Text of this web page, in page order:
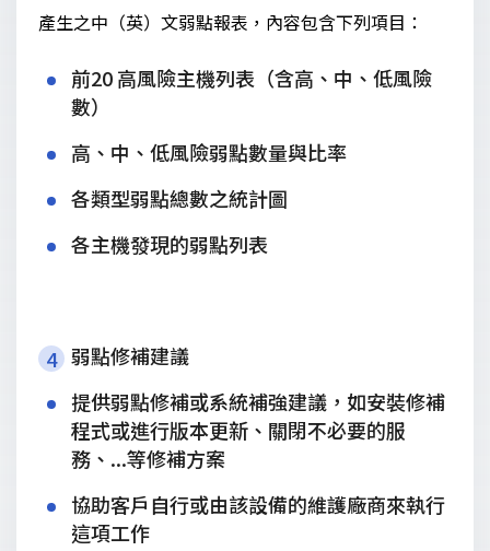
產生之中（英）文弱點報表，內容包含下列項目：
前20 高風險主機列表（含高、中、低風險
數）
高、中、低風險弱點數量與比率
各類型弱點總數之統計圖
各主機發現的弱點列表
4 弱點修補建議
提供弱點修補或系統補強建議，如安裝修補
程式或進行版本更新、關閉不必要的服
務、...等修補方案
協助客戶自行或由該設備的維護廠商來執行
這項工作